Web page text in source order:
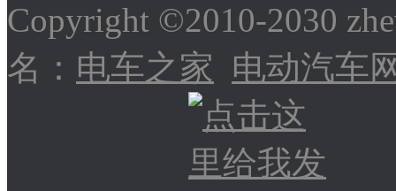
Copyright ©2010-2030
名： 电车之家 电动汽车